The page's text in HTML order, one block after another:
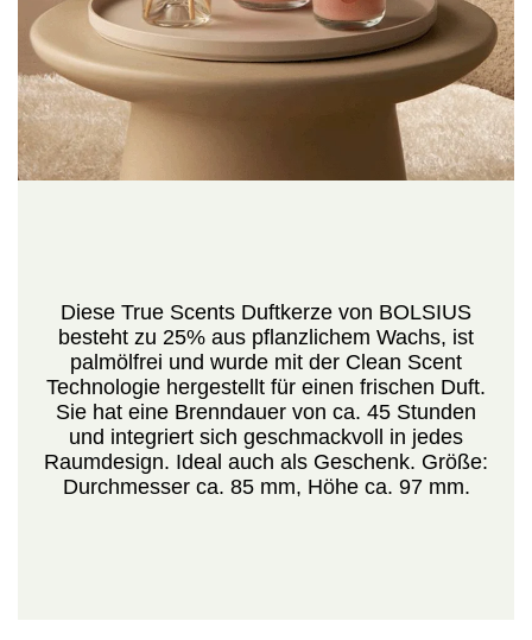
Diese True Scents Duftkerze von BOLSIUS
besteht zu 25% aus pflanzlichem Wachs, ist
palmölfrei und wurde mit der Clean Scent
Technologie hergestellt für einen frischen Duft.
Sie hat eine Brenndauer von ca. 45 Stunden
und integriert sich geschmackvoll in jedes
Raumdesign. Ideal auch als Geschenk. Größe:
Durchmesser ca. 85 mm, Höhe ca. 97 mm.